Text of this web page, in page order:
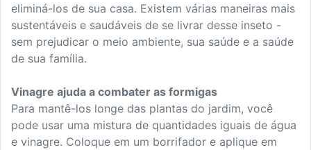
eliminá-los de sua casa. Existem várias maneiras mais
sustentáveis ​​e saudáveis ​​de se livrar desse inseto -
sem prejudicar o meio ambiente, sua saúde e a saúde
de sua família.
Vinagre ajuda a combater as formigas
Para mantê-los longe das plantas do jardim, você
pode usar uma mistura de quantidades iguais de água
e vinagre. Coloque em um borrifador e aplique em